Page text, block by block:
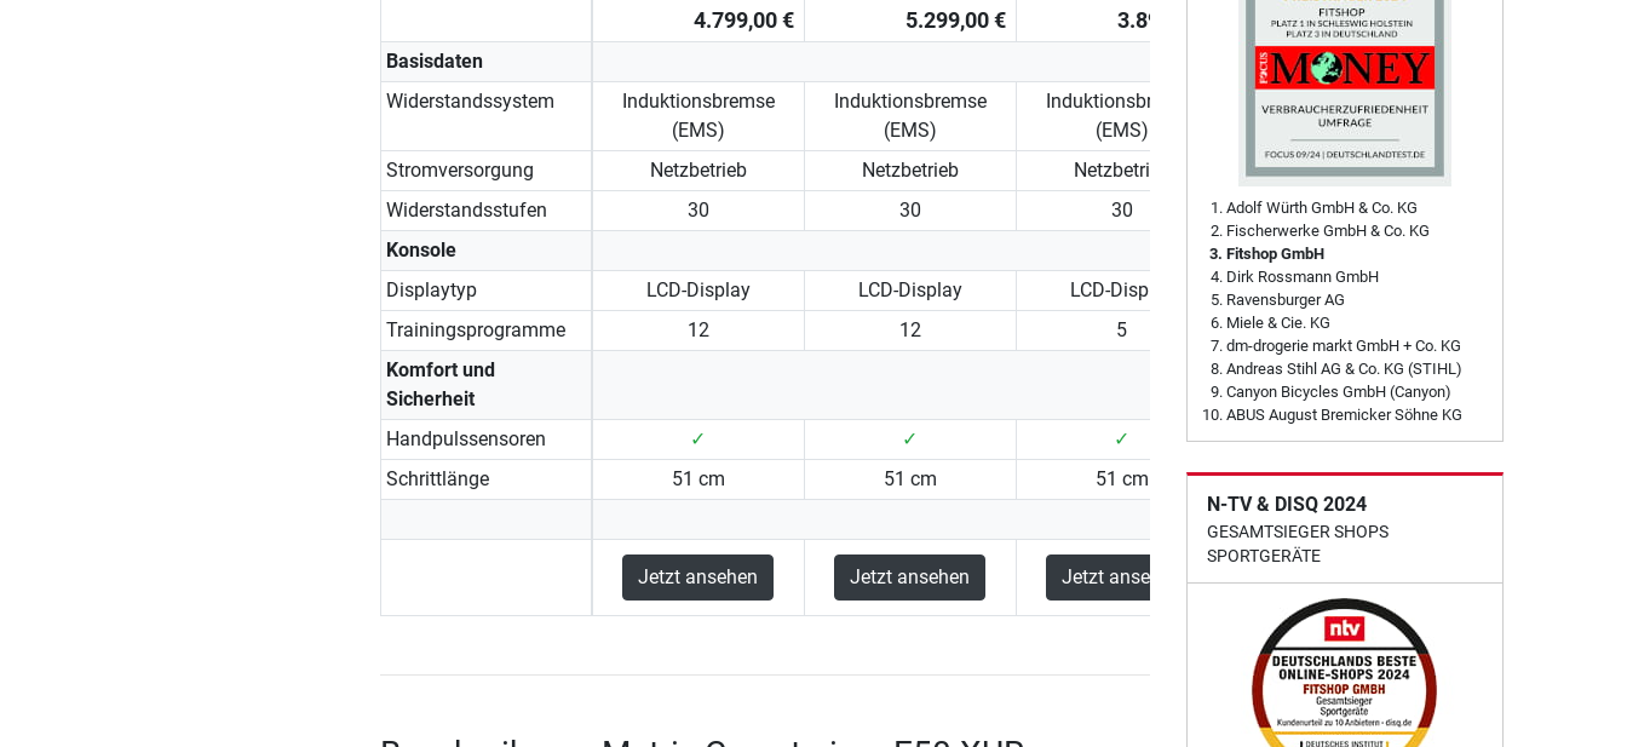
4.799,00 € 5.299,00 € 3.899,00 € 5.799,00 €
Basisdaten
Widerstandssystem
Induktionsbremse
(EMS)
Induktionsbremse
(EMS)
Induktionsbremse
(EMS)
Induktionsbremse
(EMS)
Stromversorgung
Netzbetrieb Netzbetrieb
Netzbetrieb
Widerstandsstufen
30 30 30
30
Konsole
Displaytyp
LCD-Display LCD-Display LCD-Display
LCD-Display
Trainingsprogramme
12 12 5
9
Komfort und
Sicherheit
Handpulssensoren
✓ ✓ ✓
✓
Schrittlänge
51 cm 51 cm 51 cm 51 cm
Jetzt ansehen Jetzt ansehen Jetzt ansehen
Adolf Würth GmbH & Co. KG
Fischerwerke GmbH & Co. KG
Fitshop GmbH
Dirk Rossmann GmbH
Ravensburger AG
Miele & Cie. KG
dm-drogerie markt GmbH + Co. KG
Andreas Stihl AG & Co. KG (STIHL)
Canyon Bicycles GmbH (Canyon)
ABUS August Bremicker Söhne KG
N-TV & DISQ 2024
GESAMTSIEGER SHOPS
SPORTGERÄTE